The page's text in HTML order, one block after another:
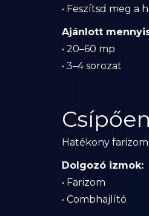
• Feszítsd meg a
Ajánlott
• 20–60 mp
• 3–4 sorozat
Hatékony
Dolgozó izmok:
• Farizom
• Combhajlító